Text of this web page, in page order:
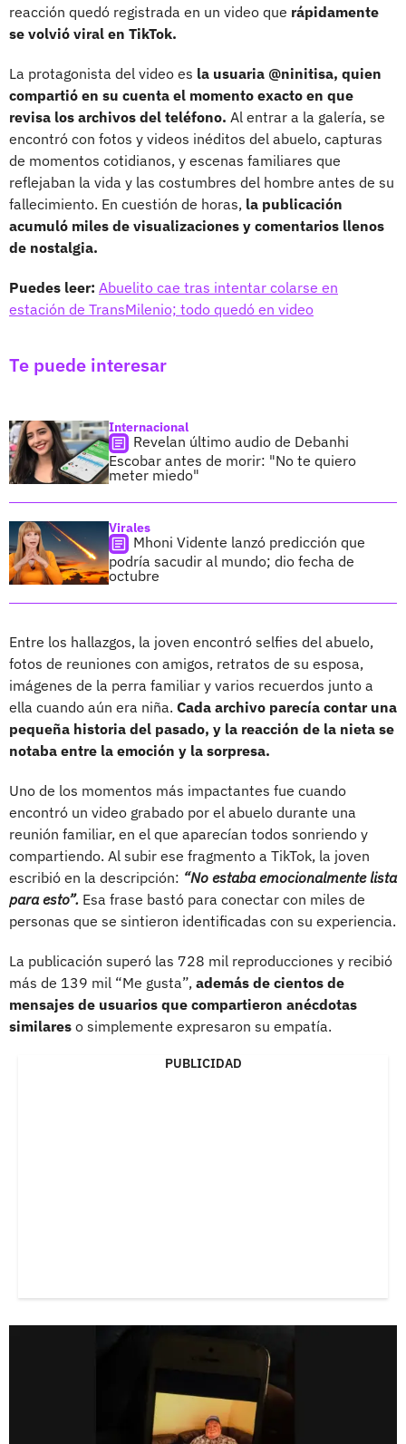
reacción quedó registrada en un video que rápidamente
se volvió viral en TikTok.
La protagonista del video es la usuaria @ninitisa, quien
compartió en su cuenta el momento exacto en que
revisa los archivos del teléfono. Al entrar a la galería, se
encontró con fotos y videos inéditos del abuelo, capturas
de momentos cotidianos, y escenas familiares que
reflejaban la vida y las costumbres del hombre antes de su
fallecimiento. En cuestión de horas, la publicación
acumuló miles de visualizaciones y comentarios llenos
de nostalgia.
Puedes leer: Abuelito cae tras intentar colarse en
estación de TransMilenio; todo quedó en video
Te puede interesar
Internacional
Revelan último audio de Debanhi
Escobar antes de morir: "No te quiero
meter miedo"
Virales
Mhoni Vidente lanzó predicción que
podría sacudir al mundo; dio fecha de
octubre
Entre los hallazgos, la joven encontró selfies del abuelo,
fotos de reuniones con amigos, retratos de su esposa,
imágenes de la perra familiar y varios recuerdos junto a
ella cuando aún era niña. Cada archivo parecía contar una
pequeña historia del pasado, y la reacción de la nieta se
notaba entre la emoción y la sorpresa.
Uno de los momentos más impactantes fue cuando
encontró un video grabado por el abuelo durante una
reunión familiar, en el que aparecían todos sonriendo y
compartiendo. Al subir ese fragmento a TikTok, la joven
escribió en la descripción: “No estaba emocionalmente lista
para esto”. Esa frase bastó para conectar con miles de
personas que se sintieron identificadas con su experiencia.
La publicación superó las 728 mil reproducciones y recibió
más de 139 mil “Me gusta”, además de cientos de
mensajes de usuarios que compartieron anécdotas
similares o simplemente expresaron su empatía.
PUBLICIDAD